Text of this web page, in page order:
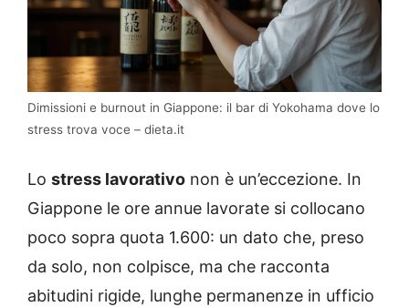
Dimissioni e burnout in Giappone: il bar di Yokohama dove lo
stress trova voce – dieta.it
Lo stress lavorativo non è un’eccezione. In
Giappone le ore annue lavorate si collocano
poco sopra quota 1.600: un dato che, preso
da solo, non colpisce, ma che racconta
abitudini rigide, lunghe permanenze in ufficio